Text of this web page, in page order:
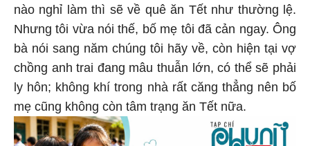
nào nghỉ làm thì sẽ về quê ăn Tết như thường lệ.
Nhưng tôi vừa nói thế, bố mẹ tôi đã cản ngay. Ông
bà nói sang năm chúng tôi hãy về, còn hiện tại vợ
chồng anh trai đang mâu thuẫn lớn, có thể sẽ phải
ly hôn; không khí trong nhà rất căng thẳng nên bố
mẹ cũng không còn tâm trạng ăn Tết nữa.